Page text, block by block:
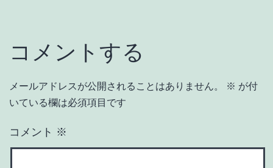
コメントする
メールアドレスが公開されることはありません。 ※ が付
いている欄は必須項目です
コメント ※